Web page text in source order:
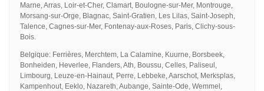
Marne, Arras, Loir-et-Cher, Clamart, Boulogne-sur-Mer, Montrouge,
Morsang-sur-Orge, Blagnac, Saint-Gratien, Les Lilas, Saint-Joseph,
Talence, Cagnes-sur-Mer, Fontenay-aux-Roses, Paris, Clichy-sous-
Bois.
Belgique: Ferrières, Merchtem, La Calamine, Kuurne, Borsbeek,
Bonheiden, Heverlee, Flanders, Ath, Boussu, Celles, Paliseul,
Limbourg, Leuze-en-Hainaut, Perre, Lebbeke, Aarschot, Merksplas,
Kampenhout, Eeklo, Nazareth, Aubange, Sainte-Ode, Wemmel,